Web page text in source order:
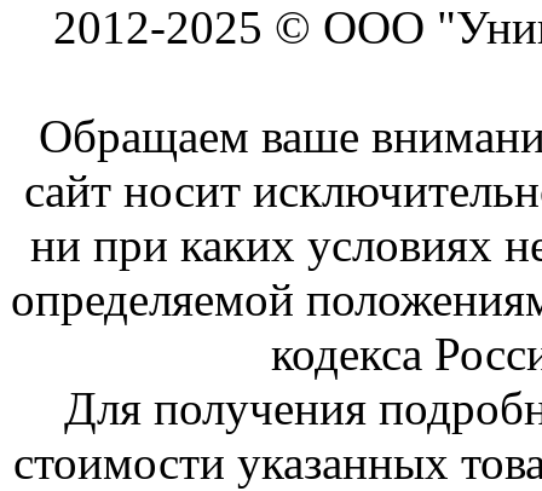
2012-2025 © ООО
Обращаем ваше
сайт носит
ни при каких условиях
определяемой
кодекса
Для получения
стоимости указанных